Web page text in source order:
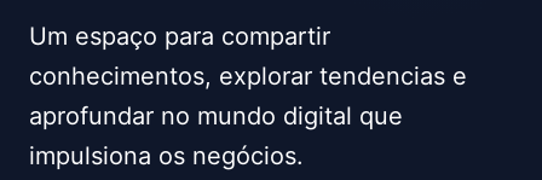
Um espaço para compartir
conhecimentos, explorar tendencias e
aprofundar no mundo digital que
impulsiona os negócios.